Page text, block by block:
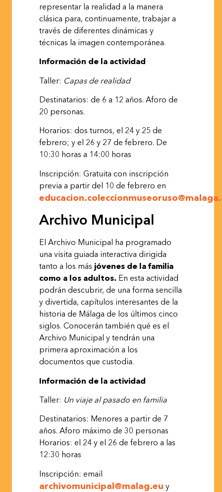
representar la realidad a la manera
clásica para, continuamente, trabajar a
través de diferentes dinámicas y
técnicas la imagen contemporánea.
Información de la actividad
Taller: Capas de realidad
Destinatarios: de 6 a 12 años. Aforo de
20 personas.
Horarios: dos turnos, el 24 y 25 de
febrero; y el 26 y 27 de febrero. De
10:30 horas a 14:00 horas
Inscripción: Gratuita con inscripción
previa a partir del 10 de febrero en
Archivo Municipal
El Archivo Municipal ha programado
una visita guiada interactiva dirigida
tanto a los más jóvenes de la familia
como a los adultos. En esta actividad
podrán descubrir, de una forma sencilla
y divertida, capítulos interesantes de la
historia de Málaga de los últimos cinco
siglos. Conocerán también qué es el
Archivo Municipal y tendrán una
primera aproximación a los
documentos que custodia.
Información de la actividad
Taller: Un viaje al pasado en familia
Destinatarios: Menores a partir de 7
años. Aforo máximo de 30 personas
Horarios: el 24 y el 26 de febrero a las
12:30 horas
Inscripción: email
archivomunicipal@malag.eu y